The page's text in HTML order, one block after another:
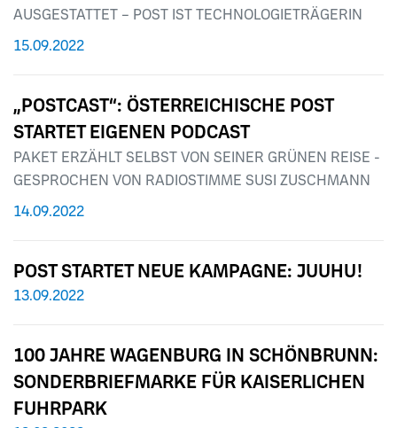
AUSGESTATTET – POST IST TECHNOLOGIETRÄGERIN
15.09.2022
„POSTCAST“: ÖSTERREICHISCHE POST
STARTET EIGENEN PODCAST
PAKET ERZÄHLT SELBST VON SEINER GRÜNEN REISE -
GESPROCHEN VON RADIOSTIMME SUSI ZUSCHMANN
14.09.2022
POST STARTET NEUE KAMPAGNE: JUUHU!
13.09.2022
100 JAHRE WAGENBURG IN SCHÖNBRUNN:
SONDERBRIEFMARKE FÜR KAISERLICHEN
FUHRPARK